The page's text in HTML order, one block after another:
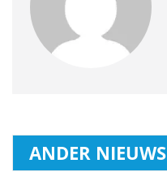
ANDER NIEUWS